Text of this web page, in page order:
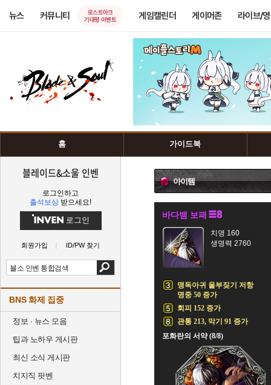
뉴스 커뮤니티
로스트아크
기대평 이벤트
게임캘린더 게이머존 라이브/
홈 가이드북
블레이드&소울 인벤
로그인하고
출석보상 받으세요!
로그인
회원가입 ID/PW 찾기
BNS 화제 집중
정보 · 뉴스 모음
팁과 노하우 게시판
최신 소식 게시판
치지직 팟벤
아이템
바다뱀 보패
치명 160
생명력 2760
맹독아귀 울부짖기 저항
명중 50 증가
회피 152 증가
관통 213, 막기 91 증가
포화란의 서약 (8/8)